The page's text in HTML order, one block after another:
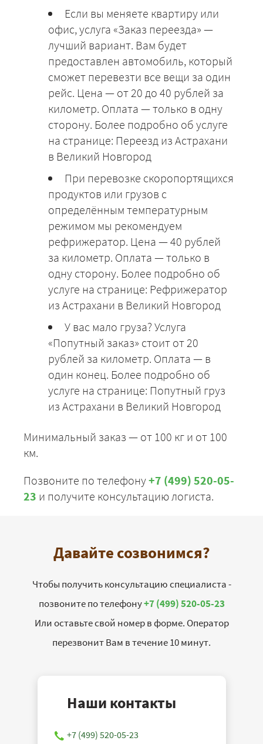
Если вы меняете квартиру или
офис, услуга «Заказ переезда» —
лучший вариант. Вам будет
предоставлен автомобиль, который
сможет перевезти все вещи за один
рейс. Цена — от 20 до 40 рублей за
километр. Оплата — только в одну
сторону. Более подробно об услуге
на странице: Переезд из Астрахани
в Великий Новгород
При перевозке скоропортящихся
продуктов или грузов с
определённым температурным
режимом мы рекомендуем
рефрижератор. Цена — 40 рублей
за километр. Оплата — только в
одну сторону. Более подробно об
услуге на странице: Рефрижератор
из Астрахани в Великий Новгород
У вас мало груза? Услуга
«Попутный заказ» стоит от 20
рублей за километр. Оплата — в
один конец. Более подробно об
услуге на странице: Попутный груз
из Астрахани в Великий Новгород
Минимальный заказ — от 100 кг и от 100
км.
Позвоните по телефону+7 (499) 520-05-
23 и получите консультацию логиста.
Давайте созвонимся?
Чтобы получить консультацию специалиста -
позвоните по телефону+7 (499) 520-05-23
Или оставьте свой номер в форме. Оператор
перезвонит Вам в течение 10 минут.
Наши контакты
+7 (499) 520-05-23